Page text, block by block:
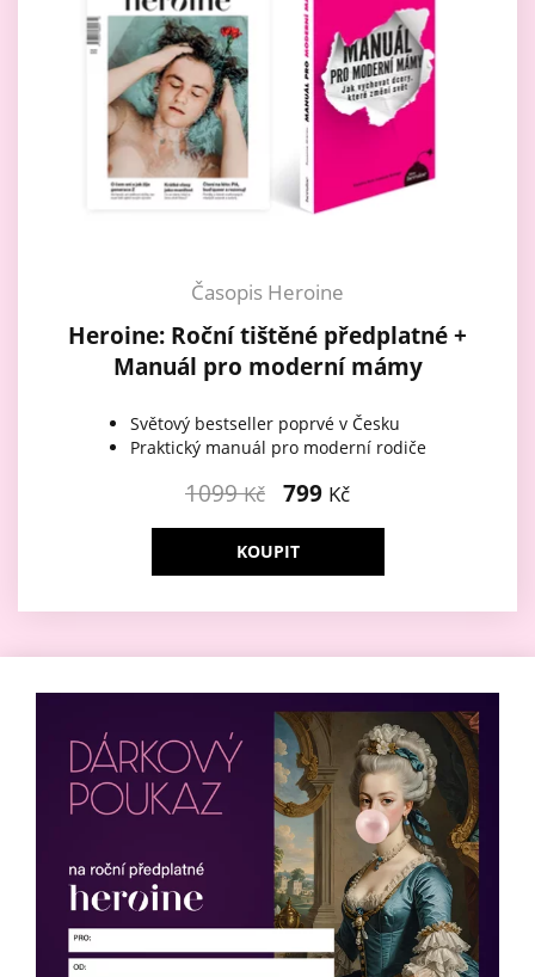
Časopis Heroine
Heroine: Roční tištěné předplatné +
Manuál pro moderní mámy
Světový bestseller poprvé v Česku
Praktický manuál pro moderní rodiče
1099Kč 799 Kč
KOUPIT